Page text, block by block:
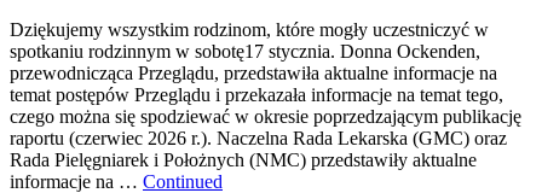
Dziękujemy wszystkim rodzinom, które mogły uczestniczyć w
spotkaniu rodzinnym w sobotę17 stycznia. Donna Ockenden,
przewodnicząca Przeglądu, przedstawiła aktualne informacje na
temat postępów Przeglądu i przekazała informacje na temat tego,
czego można się spodziewać w okresie poprzedzającym publikację
raportu (czerwiec 2026 r.). Naczelna Rada Lekarska (GMC) oraz
Rada Pielęgniarek i Położnych (NMC) przedstawiły aktualne
informacje na … Continued